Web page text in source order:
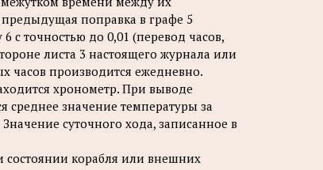
поправка в графе 5
с точностью до 0,01 (перевод часов,
листа 3 настоящего журнала или
часов производится ежедневно.
хронометр. При выводе
среднее значение температуры за
суточного хода, записанное в
состоянии корабля или внешних